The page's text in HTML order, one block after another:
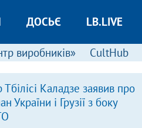
ДОСЬЄ LB.LIVE
виробників» CultHub
Каладзе заявив про
України і Грузії з боку